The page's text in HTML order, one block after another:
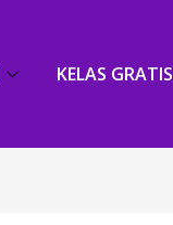
KELAS GRATIS